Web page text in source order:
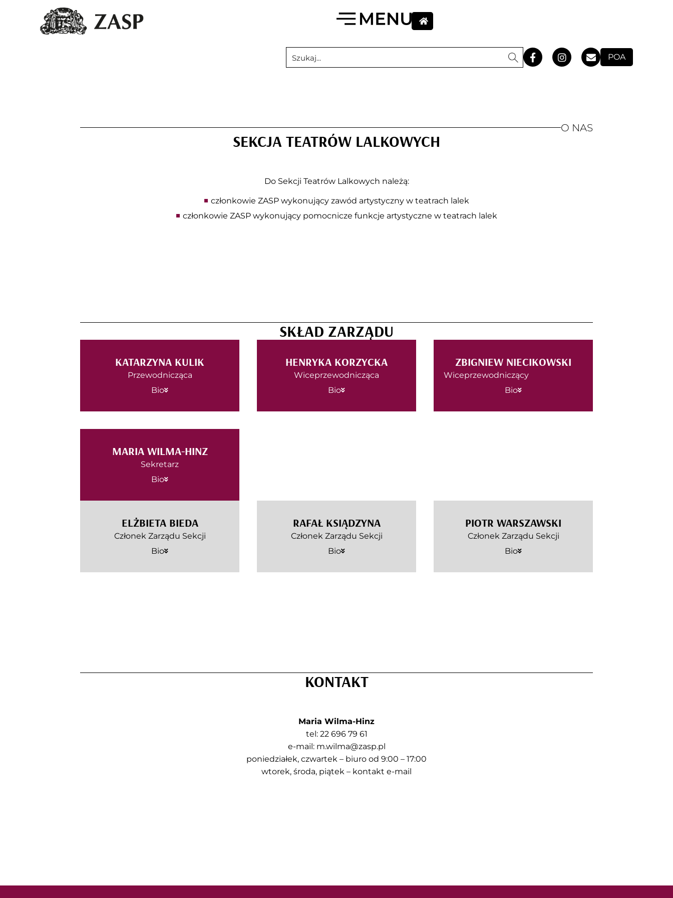
POA
O NAS
SEKCJA TEATRÓW LALKOWYCH
Do Sekcji Teatrów Lalkowych należą:
członkowie ZASP wykonujący zawód artystyczny w teatrach lalek
członkowie ZASP wykonujący pomocnicze funkcje artystyczne w teatrach lalek
SKŁAD ZARZĄDU
KATARZYNA KULIK
Przewodnicząca
Bio
HENRYKA KORZYCKA
Wiceprzewodnicząca
Bio
ZBIGNIEW NIECIKOWSKI
Wiceprzewodniczący
Bio
MARIA WILMA-HINZ
Sekretarz
Bio
ELŻBIETA BIEDA
Członek Zarządu Sekcji
Bio
RAFAŁ KSIĄDZYNA
Członek Zarządu Sekcji
Bio
PIOTR WARSZAWSKI
Członek Zarządu Sekcji
Bio
KONTAKT
Maria Wilma-Hinz
tel: 22 696 79 61
e-mail: m.wilma@zasp.pl
poniedziałek, czwartek – biuro od 9:00 – 17:00
wtorek, środa, piątek – kontakt e-mail